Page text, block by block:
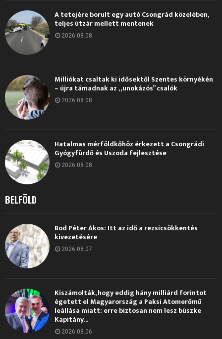
A tetejére borult egy autó Csongrád közelében,
teljes útzár mellett mentenek
2026.08.08.
Milliókat csaltak ki idősektől Szentes környékén
– újra támadnak az „unokázós” csalók
2026.08.08.
Hatalmas mérföldkőhöz érkezett a Csongrádi
Gyógyfürdő és Uszoda fejlesztése
2026.08.08.
BELFÖLD
Bod Péter Ákos: Itt az idő a rezsicsökkentés
kivezetésére
2026.08.07.
Kiszámolták, hogy eddig hány milliárd forintot
égetett el Magyarország a Paksi Atomerőmű
leállása miatt: erre biztosan nem lesz büszke
Kapitány...
2026.08.06.